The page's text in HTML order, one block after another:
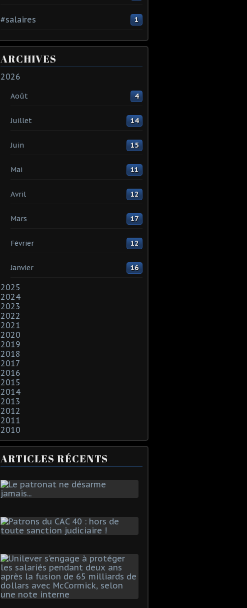
#salaires 1
ARCHIVES
2026
Août 4
Juillet 14
Juin 15
Mai 11
Avril 12
Mars 17
Février 12
Janvier 16
2025
2024
2023
2022
2021
2020
2019
2018
2017
2016
2015
2014
2013
2012
2011
2010
ARTICLES RÉCENTS